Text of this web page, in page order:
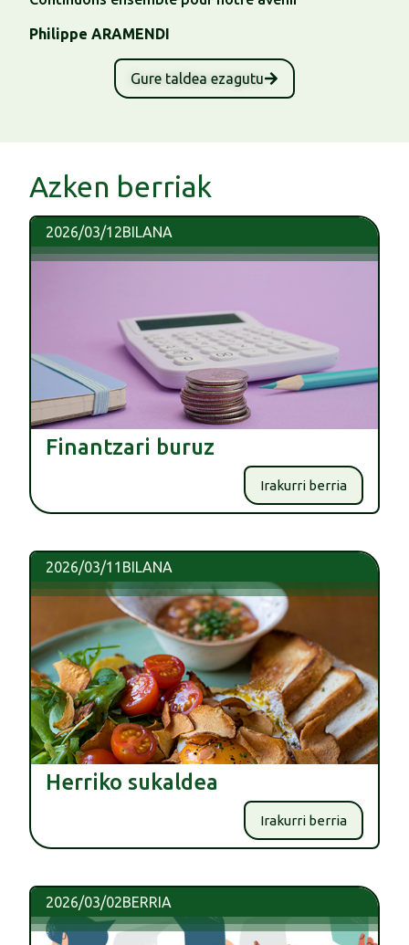
Philippe ARAMENDI
Gure taldea ezagutu
Azken berriak
2026/03/12BILANA
Finantzari buruz
Irakurri berria
2026/03/11 BILANA
Herriko sukaldea
Irakurri berria
2026/03/02BERRIA